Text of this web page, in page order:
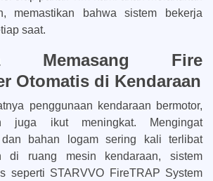
memastikan bahwa sistem bekerja
saat.
Memasang Fire
Otomatis di Kendaraan
penggunaan kendaraan bermotor,
juga ikut meningkat. Mengingat
dan bahan logam sering kali terlibat
di ruang mesin kendaraan, sistem
seperti STARVVO FireTRAP System